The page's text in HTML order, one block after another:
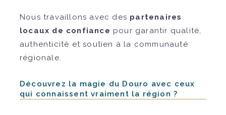
Nous travaillons avec des partenaires
locaux de confiance pour garantir qualité,
authenticité et soutien à la communauté
régionale.
Découvrez la magie du Douro avec ceux
qui connaissent vraiment la région ?